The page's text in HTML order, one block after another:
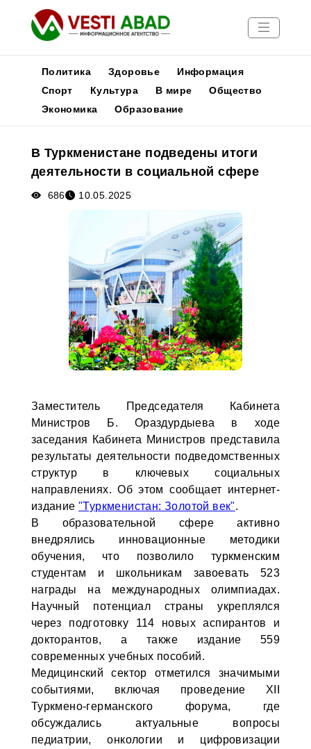
Новости
Медиа
Афиша
Политика Здоровье
Информация
Спорт
Культура В мире
Общество
Экономика
Образование
В Туркменистане подведены итоги
деятельности в социальной сфере
686 10.05.2025
Заместитель Председателя Кабинета
Министров Б. Ораздурдыева в ходе
заседания Кабинета Министров представила
результаты деятельности подведомственных
структур в ключевых социальных
направлениях. Об этом сообщает интернет-
издание "Туркменистан: Золотой век".
В образовательной сфере активно
внедрялись инновационные методики
обучения, что позволило туркменским
студентам и школьникам завоевать 523
награды на международных олимпиадах.
Научный потенциал страны укреплялся
через подготовку 114 новых аспирантов и
докторантов, а также издание 559
современных учебных пособий.
Медицинский сектор отметился значимыми
событиями, включая проведение XII
Туркмено-германского форума, где
обсуждались актуальные вопросы
педиатрии, онкологии и цифровизации